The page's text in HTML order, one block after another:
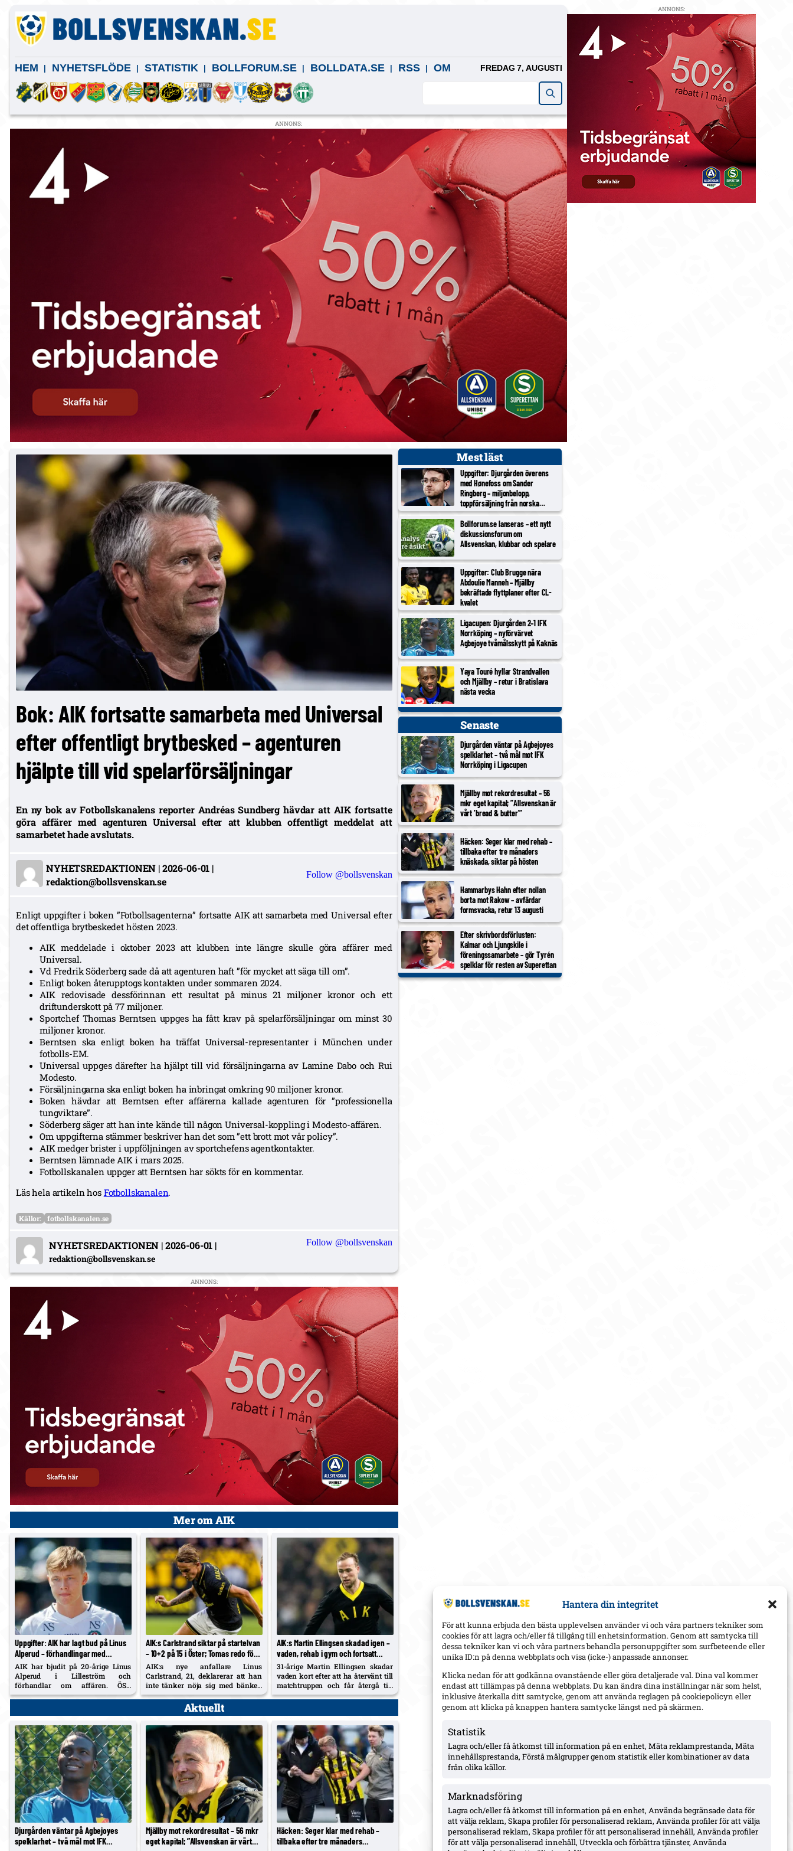
Hantera din integritet
För att kunna erbjuda den bästa upplevelsen använder vi och våra partners tekniker som
cookies för att lagra och/eller få tillgång till enhetsinformation. Genom att samtycka till
dessa tekniker kan vi och våra partners behandla personuppgifter som surfbeteende eller
unika ID:n på denna webbplats och visa (icke-) anpassade annonser.
Klicka nedan för att godkänna ovanstående eller göra detaljerade val. Dina val kommer
endast att tillämpas på denna webbplats. Du kan ändra dina inställningar när som helst,
inklusive återkalla ditt samtycke, genom att använda reglagen på cookiepolicyn eller
genom att klicka på knappen hantera samtycke längst ned på skärmen.
Statistik
Lagra och/eller få åtkomst till information på en enhet, Mäta reklamprestanda, Mäta
innehållsprestanda, Förstå målgrupper genom statistik eller kombinationer av data
från olika källor.
Marknadsföring
Lagra och/eller få åtkomst till information på en enhet, Använda begränsade data för
att välja reklam, Skapa profiler för personaliserad reklam, Använda profiler för att välja
personaliserad reklam, Skapa profiler för att personaliserad innehåll, Använda profiler
för att välja personaliserad innehåll, Utveckla och förbättra tjänster, Använda
HEM NYHETSFLÖDE STATISTIK BOLLFORUM.SE BOLLDATA.SE RSS OM FREDAG 7, AUGUSTI
ANNONS:
Bok: AIK fortsatte samarbeta med Universal
efter offentligt brytbesked – agenturen
hjälpte till vid spelarförsäljningar
En ny bok av Fotbollskanalens reporter Andréas Sundberg hävdar att AIK fortsatte
göra affärer med agenturen Universal efter att klubben offentligt meddelat att
samarbetet hade avslutats.
NYHETSREDAKTIONEN |2026-06-01 |
redaktion@bollsvenskan.se
Follow @bollsvenskan
Enligt uppgifter i boken ”Fotbollsagenterna” fortsatte AIK att samarbeta med Universal efter
det offentliga brytbeskedet hösten 2023.
AIK meddelade i oktober 2023 att klubben inte längre skulle göra affärer med
Universal.
Vd Fredrik Söderberg sade då att agenturen haft ”för mycket att säga till om”.
Enligt boken återupptogs kontakten under sommaren 2024.
AIK redovisade dessförinnan ett resultat på minus 21 miljoner kronor och ett
driftunderskott på 77 miljoner.
Sportchef Thomas Berntsen uppges ha fått krav på spelarförsäljningar om minst 30
miljoner kronor.
Berntsen ska enligt boken ha träffat Universal-representanter i München under
fotbolls-EM.
Universal uppges därefter ha hjälpt till vid försäljningarna av Lamine Dabo och Rui
Modesto.
Försäljningarna ska enligt boken ha inbringat omkring 90 miljoner kronor.
Boken hävdar att Berntsen efter affärerna kallade agenturen för ”professionella
tungviktare”.
Söderberg säger att han inte kände till någon Universal-koppling i Modesto-affären.
Om uppgifterna stämmer beskriver han det som ”ett brott mot vår policy”.
AIK medger brister i uppföljningen av sportchefens agentkontakter.
Berntsen lämnade AIK i mars 2025.
Fotbollskanalen uppger att Berntsen har sökts för en kommentar.
Läs hela artikeln hos Fotbollskanalen.
Källor: fotbollskanalen.se
NYHETSREDAKTIONEN |2026-06-01 |
redaktion@bollsvenskan.se
Follow @bollsvenskan
ANNONS:
Mer om AIK
Uppgifter: AIK har lagt bud på Linus
Alperud – förhandlingar med
Lilleström; ÖSK har 20 %
vidareförsäljning
AIK har bjudit på 20-årige Linus
Alperud i Lilleström och
förhandlar om affären. ÖSK
säkrade 20 % vidareförsäljning vid
AIK:s Carlstrand siktar på startelvan
– 10+2 på 15 i Öster; Tomas redo för
lördag
AIK:s nye anfallare Linus
Carlstrand, 21, deklarerar att han
inte tänker nöja sig med bänken
efter debuten mot Örgryte.
Samtidigt säger 29-årige
mittbacken Diogo Tomas att han är
AIK:s Martin Ellingsen skadad igen –
vaden, rehab i gym och fortsatt
väntan på allsvensk debut
31-årige Martin Ellingsen skadar
vaden kort efter att ha återvänt till
matchtruppen och får återgå till
gym-rehab. Han har ännu inte
också utreds...
Aktuellt
Djurgården väntar på Agbejoyes
spelklarhet – två mål mot IFK
Mjällby mot rekordresultat – 56 mkr
eget kapital; ”Allsvenskan är vårt
Häcken: Seger klar med rehab –
tillbaka efter tre månaders
Mest läst
Uppgifter: Djurgården överens
med Hønefoss om Sander
Ringberg – miljonbelopp,
toppförsäljning från norska
tredjeligan
Bollforum.se lanseras – ett nytt
diskussionsforum om
Allsvenskan, klubbar och spelare
Uppgifter: Club Brugge nära
Abdoulie Manneh – Mjällby
bekräftade flyttplaner efter CL-
kvalet
Ligacupen: Djurgården 2–1 IFK
Norrköping – nyförvärvet
Agbejoye tvåmålsskytt på Kaknäs
Yaya Touré hyllar Strandvallen
och Mjällby – retur i Bratislava
nästa vecka
Senaste
Djurgården väntar på Agbejoyes
spelklarhet – två mål mot IFK
Norrköping i Ligacupen
Mjällby mot rekordresultat – 56
mkr eget kapital; ”Allsvenskan är
vårt ’bread & butter'”
Häcken: Seger klar med rehab –
tillbaka efter tre månaders
knäskada, siktar på hösten
Hammarbys Hahn efter nollan
borta mot Rakow – avfärdar
formsvacka, retur 13 augusti
Efter skrivbordsförlusten:
Kalmar och Ljungskile i
föreningssamarbete – gör Tyrén
spelklar för resten av Superettan
ANNONS: